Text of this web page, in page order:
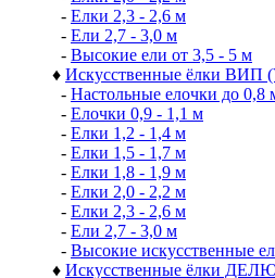
- Елки 2,3 - 2,6 м
- Ели 2,7 - 3,0 м
- Высокие ели от 3,5 - 5 м
♦ Искусственные ёлки ВИП
- Настольные елочки до 0,8
- Елочки 0,9 - 1,1 м
- Елки 1,2 - 1,4 м
- Елки 1,5 - 1,7 м
- Елки 1,8 - 1,9 м
- Елки 2,0 - 2,2 м
- Елки 2,3 - 2,6 м
- Ели 2,7 - 3,0 м
- Высокие искусственные
♦ Искусственные ёлки